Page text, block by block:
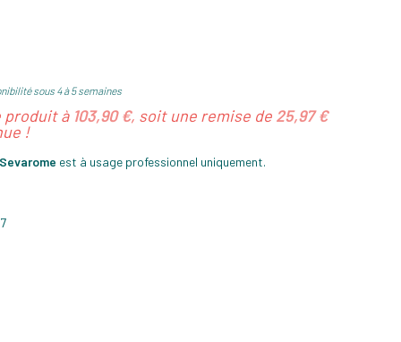
sous 4 à 5 semaines
produit à 103,90 €, soit une remise de 25,97 €
!
est à usage professionnel uniquement.